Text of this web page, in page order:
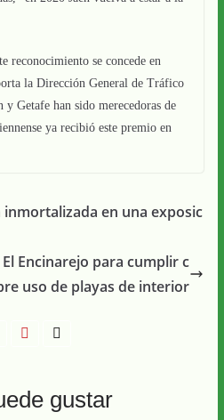
reconocimiento se concede en
la Dirección General de Tráfico
y Getafe han sido merecedoras de
ya recibió este premio en
en una exposic
Encinarejo para cumplir c
uso de playas de interior
gustar